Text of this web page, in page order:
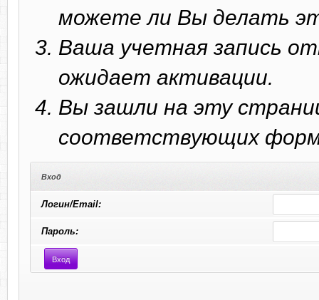
можете ли Вы делать
Ваша учетная запись
ожидает активации.
Вы зашли на эту
соответствующих форм
Вход
Логин/Email:
Пароль: